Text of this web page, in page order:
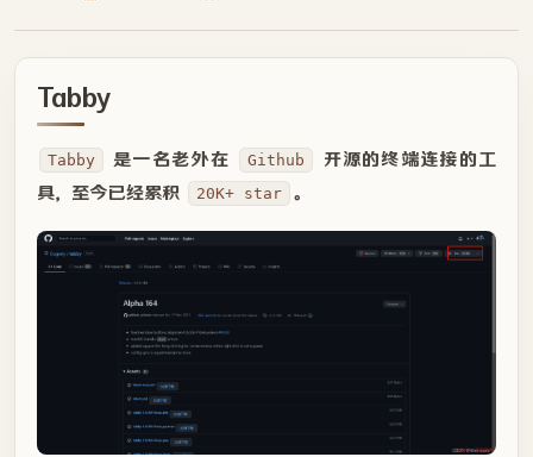
Tabby
Tabby 是一名老外在 Github
开源的终端连接的工
具，至今已经累积
20K+ star 。